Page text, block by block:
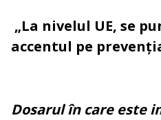
„La nivelul UE, se
accentul pe
Dosarul în care este